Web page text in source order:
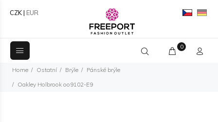
CZK| EUR
0
Home Ostatní Brýle
Pánské brýle
Oakley Holbrook oo9102-E9